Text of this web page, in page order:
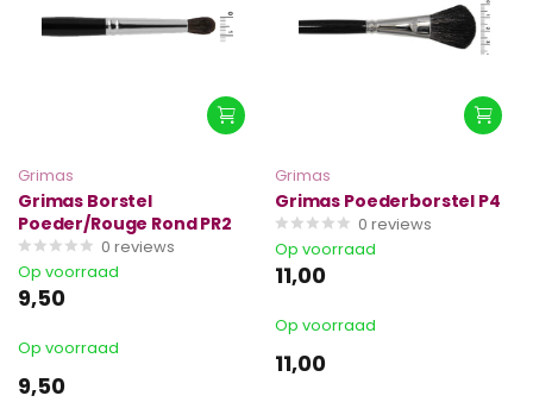
Grimas
Grimas Borstel
Poeder/Rouge Rond PR2
0 reviews
Op voorraad
9,50
Op voorraad
9,50
Grimas
Grimas Poederborstel P4
0 reviews
Op voorraad
11,00
Op voorraad
11,00